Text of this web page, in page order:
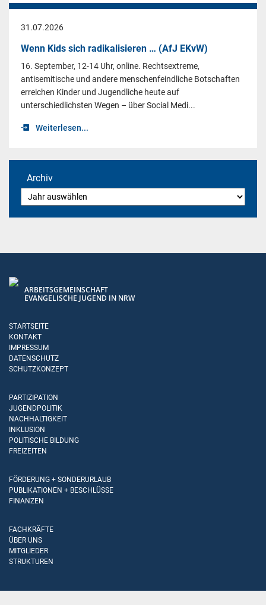
31.07.2026
Wenn Kids sich radikalisieren … (AfJ EKvW)
16. September, 12-14 Uhr, online. Rechtsextreme,
antisemitische und andere menschenfeindliche Botschaften
erreichen Kinder und Jugendliche heute auf
unterschiedlichsten Wegen – über Social Medi...
Weiterlesen...
Archiv
ARBEITSGEMEINSCHAFT
EVANGELISCHE JUGEND IN NRW
STARTSEITE
KONTAKT
IMPRESSUM
DATENSCHUTZ
SCHUTZKONZEPT
PARTIZIPATION
JUGENDPOLITIK
NACHHALTIGKEIT
INKLUSION
POLITISCHE BILDUNG
FREIZEITEN
FÖRDERUNG + SONDERURLAUB
PUBLIKATIONEN + BESCHLÜSSE
FINANZEN
FACHKRÄFTE
ÜBER UNS
MITGLIEDER
STRUKTUREN